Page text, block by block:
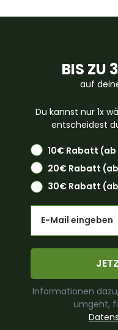
BIS ZU
auf
Du kannst nur 1x
entscheidest
10€ Rabatt
20€ Rabatt
30€ Rabatt (ab
Informationen
umgeht,